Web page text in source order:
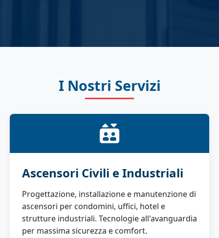
I Nostri Servizi
Ascensori Civili e Industriali
Progettazione, installazione e manutenzione di
ascensori per condomini, uffici, hotel e
strutture industriali. Tecnologie all'avanguardia
per massima sicurezza e comfort.